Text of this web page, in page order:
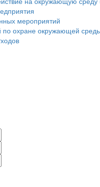
мероприятий
по охране окружающей